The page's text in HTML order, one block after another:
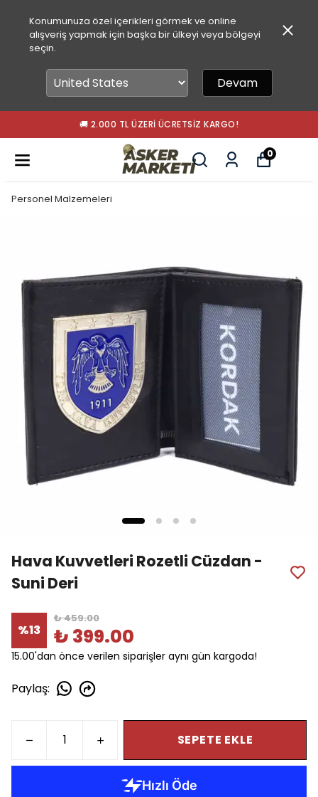
Konumunuza özel içerikleri görmek ve online
alışveriş yapmak için başka bir ülkeyi veya bölgeyi
seçin.
Devam
🚚 2.000 TL ÜZERI ÜCRETSIZ KARGO!
0
Personel Malzemeleri
Hava Kuvvetleri Rozetli Cüzdan -
Suni Deri
%13
₺ 459.00
₺ 399.00
15.00'dan önce verilen siparişler aynı gün kargoda!
Paylaş:
SEPETE EKLE